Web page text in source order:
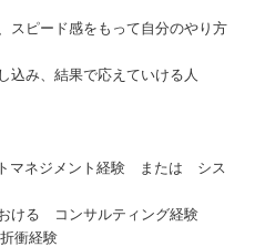
スピード感をもって自分のやり方
込み、結果で応えていける人
マネジメント経験 または シス
ける コンサルティング経験​
衝経験